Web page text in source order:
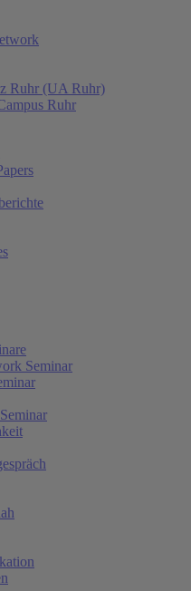
Ruhr (UA Ruhr)
Ruhr
Seminar